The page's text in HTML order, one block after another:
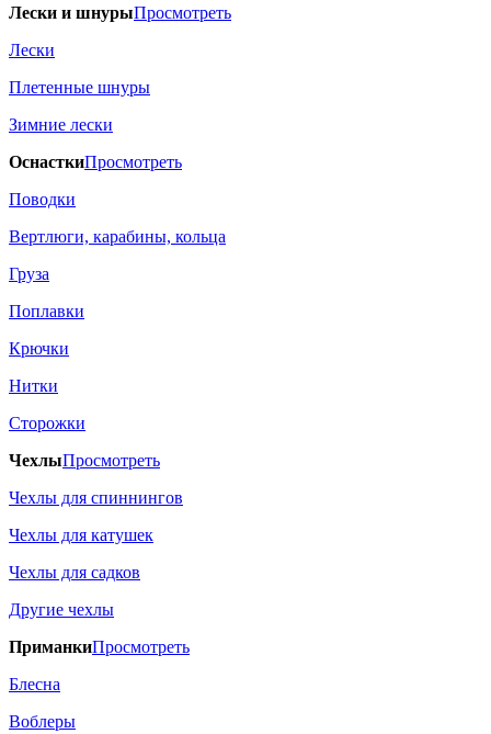
Лески и шнурыПросмотреть
Лески
Плетенные шнуры
Зимние лески
ОснасткиПросмотреть
Поводки
Вертлюги, карабины, кольца
Груза
Поплавки
Крючки
Нитки
Сторожки
ЧехлыПросмотреть
Чехлы для спиннингов
Чехлы для катушек
Чехлы для садков
Другие чехлы
ПриманкиПросмотреть
Блесна
Воблеры